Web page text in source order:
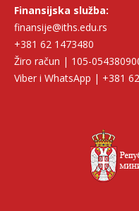
Finansijska služba:
finansije@iths.edu.rs
+381 62 1473480
Žiro račun | 105-
Viber i WhatsApp | +381